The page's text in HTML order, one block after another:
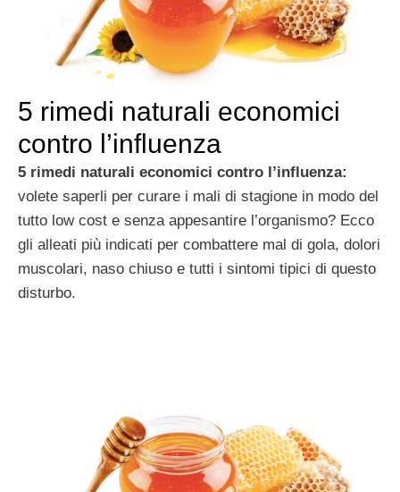
5 rimedi naturali economici
contro l’influenza
5 rimedi naturali economici contro l’influenza:
volete saperli per curare i mali di stagione in modo del
tutto low cost e senza appesantire l’organismo? Ecco
gli alleati più indicati per combattere mal di gola, dolori
muscolari, naso chiuso e tutti i sintomi tipici di questo
disturbo.